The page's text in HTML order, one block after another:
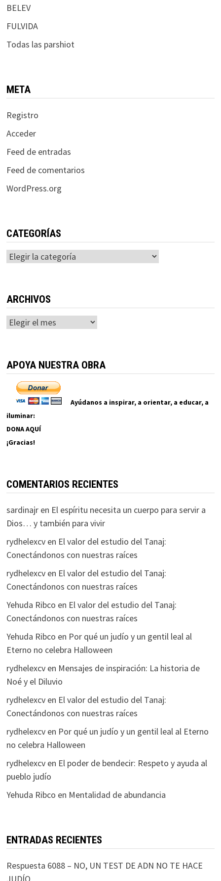
BELEV
FULVIDA
Todas las parshiot
META
Registro
Acceder
Feed de entradas
Feed de comentarios
WordPress.org
CATEGORÍAS
Categorías
ARCHIVOS
Archivos
APOYA NUESTRA OBRA
Ayúdanos a inspirar, a orientar, a educar, a
iluminar:
DONA AQUÍ
¡Gracias!
COMENTARIOS RECIENTES
sardinajren El espíritu necesita un cuerpo para servir a
Dios… y también para vivir
rydhelexcven El valor del estudio del Tanaj:
Conectándonos con nuestras raíces
rydhelexcven El valor del estudio del Tanaj:
Conectándonos con nuestras raíces
Yehuda Ribco en El valor del estudio del Tanaj:
Conectándonos con nuestras raíces
Yehuda Ribco en Por qué un judío y un gentil leal al
Eterno no celebra Halloween
rydhelexcven Mensajes de inspiración: La historia de
Noé y el Diluvio
rydhelexcven El valor del estudio del Tanaj:
Conectándonos con nuestras raíces
rydhelexcven Por qué un judío y un gentil leal al Eterno
no celebra Halloween
rydhelexcven El poder de bendecir: Respeto y ayuda al
pueblo judío
Yehuda Ribco en Mentalidad de abundancia
ENTRADAS RECIENTES
Respuesta 6088 – NO, UN TEST DE ADN NO TE HACE
JUDÍO